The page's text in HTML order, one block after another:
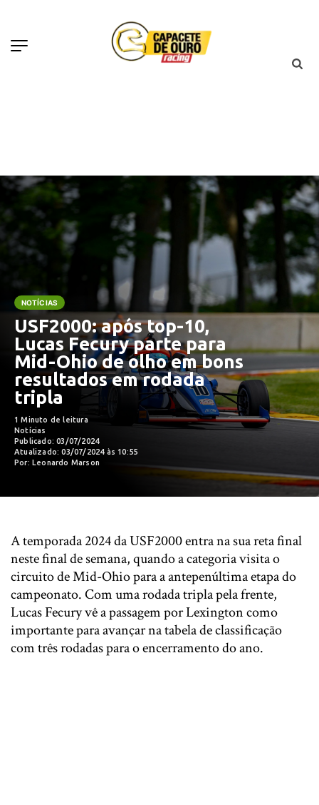
NOTÍCIAS
USF2000: após top-10,
Lucas Fecury parte para
Mid-Ohio de olho em bons
resultados em rodada
tripla
1 Minuto de leitura
Notícias
Publicado: 03/07/2024
Atualizado: 03/07/2024 às 10:55
Por: Leonardo Marson
A temporada 2024 da USF2000 entra na sua reta final
neste final de semana, quando a categoria visita o
circuito de Mid-Ohio para a antepenúltima etapa do
campeonato. Com uma rodada tripla pela frente,
Lucas Fecury vê a passagem por Lexington como
importante para avançar na tabela de classificação
com três rodadas para o encerramento do ano.